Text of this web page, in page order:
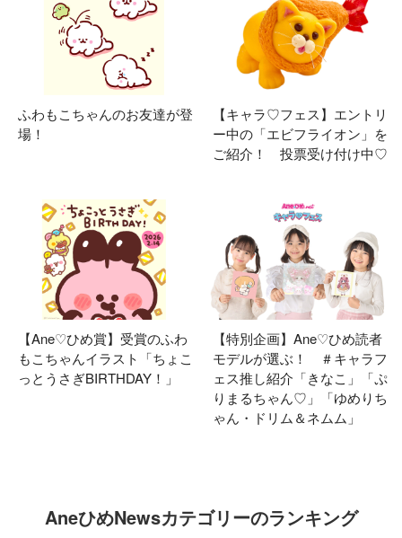
ふわもこちゃんのお友達が登
場！
【キャラ♡フェス】エントリ
ー中の「エビフライオン」を
ご紹介！ 投票受け付け中♡
【Ane♡ひめ賞】受賞のふわ
もこちゃんイラスト「ちょこ
っとうさぎBIRTHDAY！」
【特別企画】Ane♡ひめ読者
モデルが選ぶ！ ＃キャラフ
ェス推し紹介「きなこ」「ぷ
りまるちゃん♡」「ゆめりち
ゃん・ドリム＆ネムム」
AneひめNewsカテゴリーのランキング